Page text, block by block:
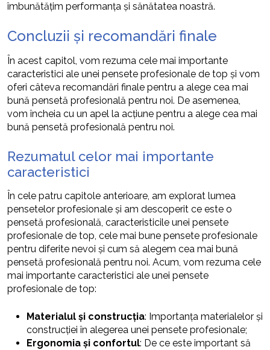
îmbunătățim performanța și sănătatea noastră.
Concluzii și recomandări finale
În acest capitol, vom rezuma cele mai importante
caracteristici ale unei pensete profesionale de top și vom
oferi câteva recomandări finale pentru a alege cea mai
bună pensetă profesională pentru noi. De asemenea,
vom încheia cu un apel la acțiune pentru a alege cea mai
bună pensetă profesională pentru noi.
Rezumatul celor mai importante
caracteristici
În cele patru capitole anterioare, am explorat lumea
pensetelor profesionale și am descoperit ce este o
pensetă profesională, caracteristicile unei pensete
profesionale de top, cele mai bune pensete profesionale
pentru diferite nevoi și cum să alegem cea mai bună
pensetă profesională pentru noi. Acum, vom rezuma cele
mai importante caracteristici ale unei pensete
profesionale de top:
Materialul și construcția: Importanța materialelor și
construcției în alegerea unei pensete profesionale;
Ergonomia și confortul: De ce este important să